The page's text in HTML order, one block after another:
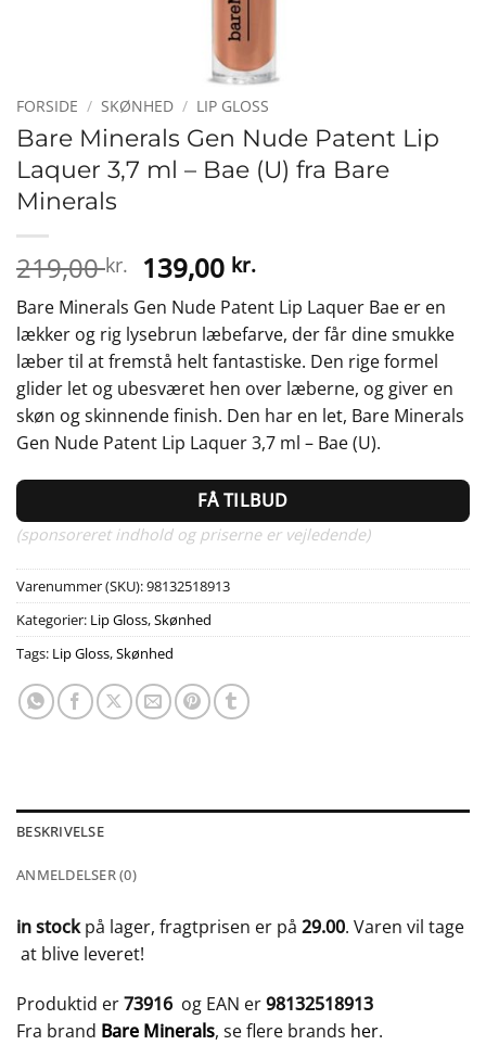
FORSIDE / SKØNHED / LIP GLOSS
Bare Minerals Gen Nude Patent Lip
Laquer 3,7 ml – Bae (U) fra Bare
Minerals
219,00kr. Den
oprindelige
pris
var:
219,00 kr..
139,00 kr.Den
aktuelle
pris
er:
139,00 kr..
Bare Minerals Gen Nude Patent Lip Laquer Bae er en
lækker og rig lysebrun læbefarve, der får dine smukke
læber til at fremstå helt fantastiske. Den rige formel
glider let og ubesværet hen over læberne, og giver en
skøn og skinnende finish. Den har en let, Bare Minerals
Gen Nude Patent Lip Laquer 3,7 ml – Bae (U).
FÅ TILBUD
(sponsoreret indhold og priserne er vejledende)
Varenummer (SKU):98132518913
Kategorier: Lip Gloss,Skønhed
Tags: Lip Gloss,Skønhed
BESKRIVELSE
ANMELDELSER (0)
in stockpå lager, fragtprisen er på 29.00. Varen vil tage
at blive leveret!
Produktid er73916 og EAN er98132518913
Fra brand Bare Minerals, se flere brands her.